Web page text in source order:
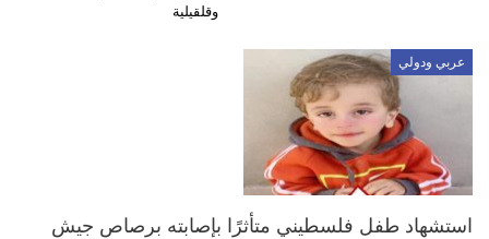
وقلقيلية
عربي ودولي
استشهاد طفل فلسطيني متأثرًا بإصابته برصاص جيش